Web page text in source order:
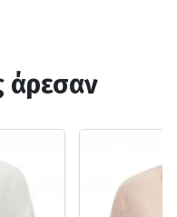
άρεσαν